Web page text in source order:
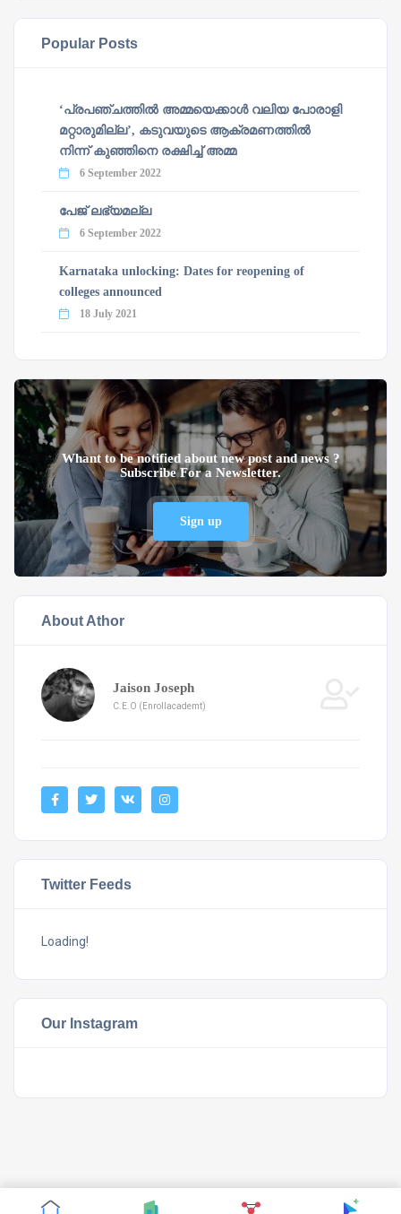
Popular Posts
‘പ്രപഞ്ചത്തില്‍ അമ്മയെക്കാള്‍ വലിയ പോരാളി
മറ്റാരുമില്ല’, കടുവയുടെ ആക്രമണത്തില്‍
നിന്ന് കുഞ്ഞിനെ രക്ഷിച്ച് അമ്മ
6 September 2022
പേജ് ലഭ്യമല്ല
6 September 2022
Karnataka unlocking: Dates for reopening of
colleges announced
18 July 2021
Whant to be notified about new post and news ?
Subscribe For a Newsletter.
Sign up
About Athor
Jaison Joseph
C.E.O (Enrollacademt)
Twitter Feeds
Loading!
Our Instagram